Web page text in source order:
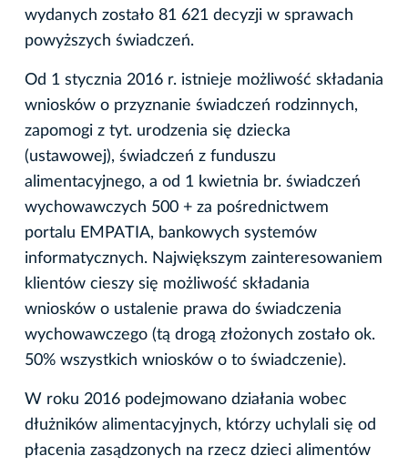
wydanych zostało 81 621 decyzji w sprawach
powyższych świadczeń.
Od 1 stycznia 2016 r. istnieje możliwość składania
wniosków o przyznanie świadczeń rodzinnych,
zapomogi z tyt. urodzenia się dziecka
(ustawowej), świadczeń z funduszu
alimentacyjnego, a od 1 kwietnia br. świadczeń
wychowawczych 500 + za pośrednictwem
portalu EMPATIA, bankowych systemów
informatycznych. Największym zainteresowaniem
klientów cieszy się możliwość składania
wniosków o ustalenie prawa do świadczenia
wychowawczego (tą drogą złożonych zostało ok.
50% wszystkich wniosków o to świadczenie).
W roku 2016 podejmowano działania wobec
dłużników alimentacyjnych, którzy uchylali się od
płacenia zasądzonych na rzecz dzieci alimentów